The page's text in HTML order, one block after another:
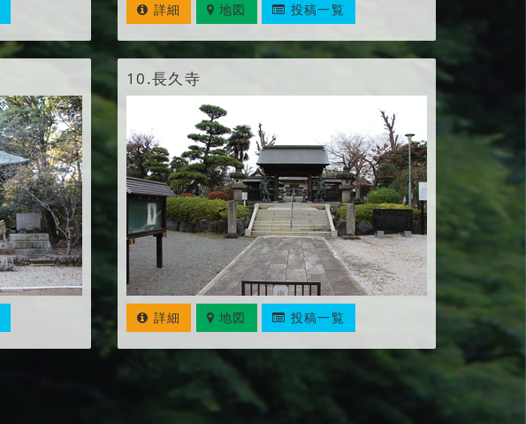
詳細 地図 投稿一覧
10.長久寺
詳細 地図 投稿一覧